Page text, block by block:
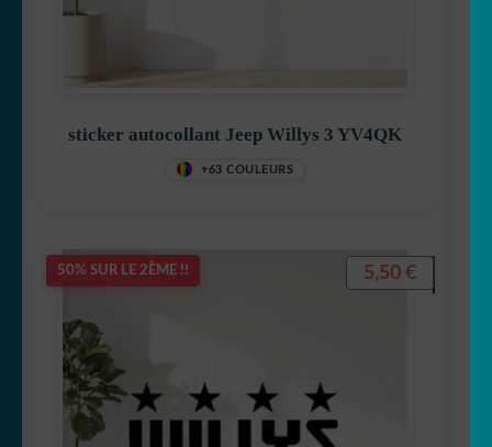
sticker autocollant Jeep Willys 3 YV4QK
+63 COULEURS
50% SUR LE 2ÈME !! 5,50 €